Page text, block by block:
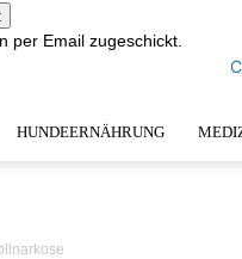
per Email zugeschickt.
HUNDEERNÄHRUNG